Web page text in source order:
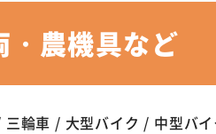
・農機具など
三輪車 / 大型バイク / 中型バ